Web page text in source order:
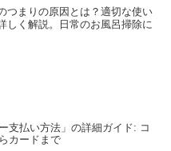
つまりの原因とは？適切な使い
しく解説。日常のお風呂掃除に
支払い方法」の詳細ガイド: コ
カードまで